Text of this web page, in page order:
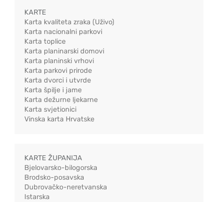
KARTE
Karta kvaliteta zraka (Uživo)
Karta nacionalni parkovi
Karta toplice
Karta planinarski domovi
Karta planinski vrhovi
Karta parkovi prirode
Karta dvorci i utvrde
Karta špilje i jame
Karta dežurne ljekarne
Karta svjetionici
Vinska karta Hrvatske
KARTE ŽUPANIJA
Bjelovarsko-bilogorska
Brodsko-posavska
Dubrovačko-neretvanska
Istarska